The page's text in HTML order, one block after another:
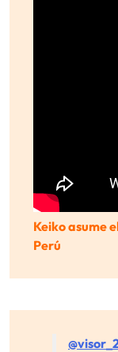
Keiko asume
Perú